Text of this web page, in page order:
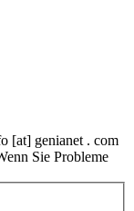
[at] genianet . com
Sie Probleme